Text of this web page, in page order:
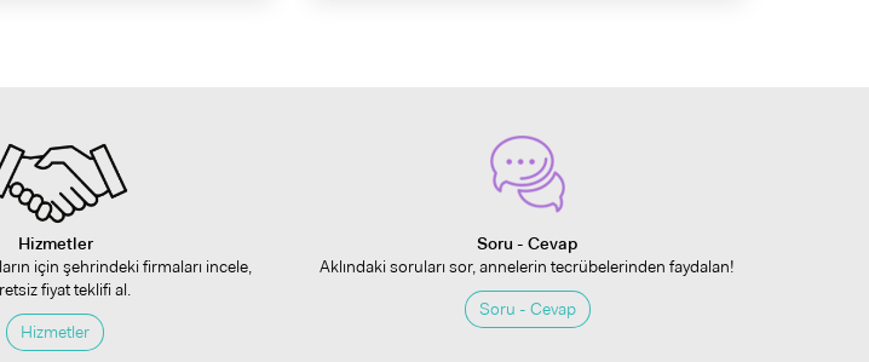
Hizmetler
için şehrindeki firmaları incele,
fiyat teklifi al.
Hizmetler
Soru - Cevap
Aklındaki soruları sor, annelerin tecrübelerinden faydalan!
Soru - Cevap